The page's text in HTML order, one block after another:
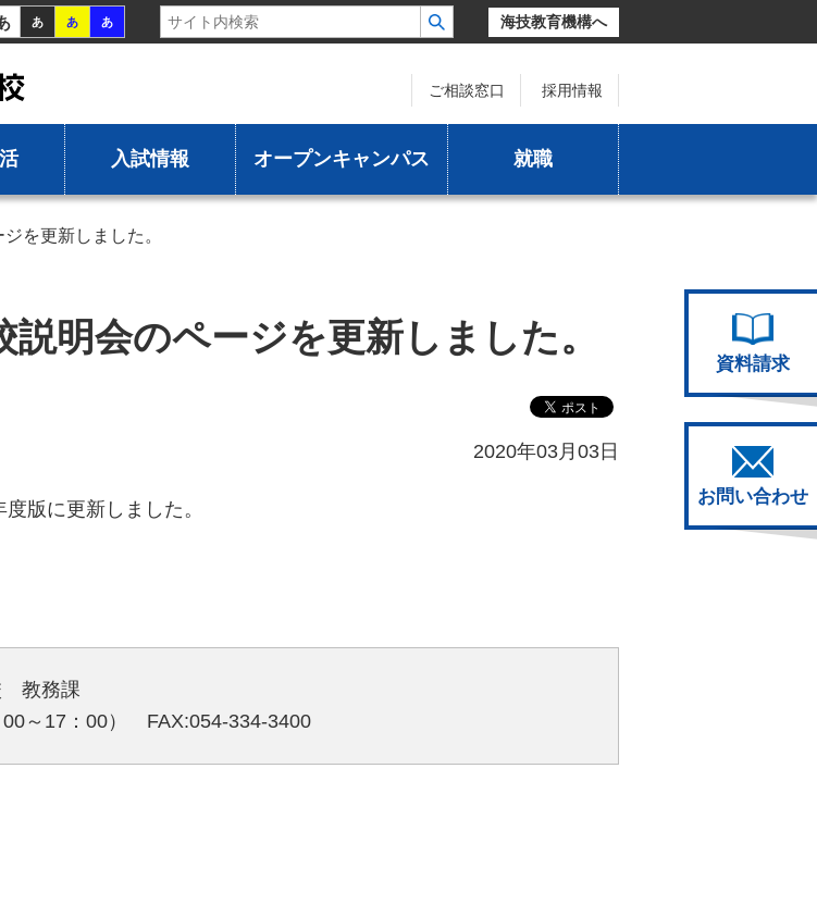
あ あ あ 海技教育機構へ
ご相談窓口 採用情報
入試情報 オープンキャンパス 就職
を更新しました。
資料請求
お問い合わせ
明会のページを更新しました。
2020年03月03日
版に更新しました。
教務課
00～17：00） FAX:054-334-3400